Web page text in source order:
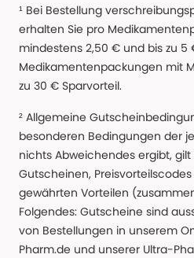
¹ Bei Bestellung
erhalten Sie pro
mindestens 2,50 € und bis zu 5
Medikamentenpackungen mit
zu 30 € Sparvorteil.
² Allgemeine
besonderen Bedingungen der
nichts Abweichendes ergibt,
Gutscheinen,
gewährten Vorteilen
Folgendes: Gutscheine sind
von Bestellungen in unserem
Pharm.de und unserer Ultra-